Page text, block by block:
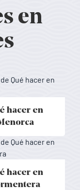
en
hacer en
a Menorca - Baleares
hacer en
a Formentera -